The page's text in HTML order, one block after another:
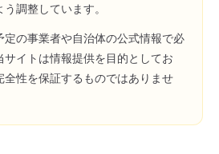
調整しています。
の事業者や自治体の公式情報で必
イトは情報提供を目的としてお
全性を保証するものではありませ